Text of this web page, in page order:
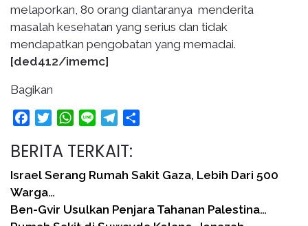
melaporkan, 80 orang diantaranya menderita
masalah kesehatan yang serius dan tidak
mendapatkan pengobatan yang memadai.
[ded412/imemc]
Bagikan
FacebookTwitterWhatsApp
Line Telegram
BERITA TERKAIT:
Israel Serang Rumah Sakit Gaza, Lebih Dari 500
Warga…
Ben-Gvir Usulkan Penjara Tahanan Palestina…